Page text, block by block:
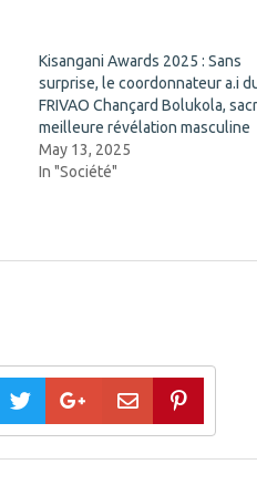
Kisangani Awards 2025 : Sans
surprise, le coordonnateur a.i
FRIVAO Chançard Bolukola,
meilleure révélation masculine
May 13, 2025
In "Société"